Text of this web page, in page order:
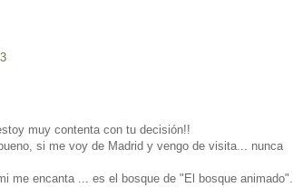
muy contenta con tu decisión!!
si me voy de Madrid y vengo de visita... nunca
me encanta ... es el bosque de "El bosque animado".